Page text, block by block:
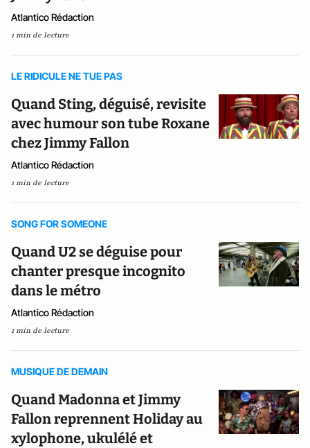
Atlantico Rédaction
1 min de lecture
LE RIDICULE NE TUE PAS
Quand Sting, déguisé, revisite
avec humour son tube Roxane
chez Jimmy Fallon
Atlantico Rédaction
1 min de lecture
SONG FOR SOMEONE
Quand U2 se déguise pour
chanter presque incognito
dans le métro
Atlantico Rédaction
1 min de lecture
MUSIQUE DE DEMAIN
Quand Madonna et Jimmy
Fallon reprennent Holiday au
xylophone, ukulélé et